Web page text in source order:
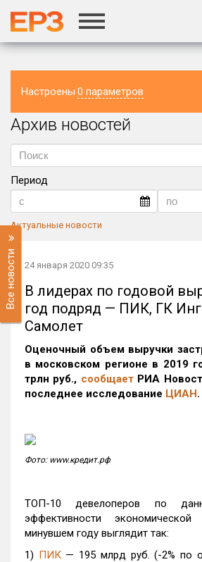
Настроены 0 параметров
Регион
Архив новостей
Период
Актуальные новости
Все новости 24 января 2020 09:35
В лидерах по годовой
год подряд — ПИК, ГК
Самолет
Оценочный объем выручки
в московском регионе в 2019
трлн руб., сообщаетРИА
последнее исследование ЦИАН.
Фото: www.кредит.рф
ТОП-10 девелоперов по
эффективности
минувшем году выглядит так:
1) ПИК— 195 млрд руб. (-2% по